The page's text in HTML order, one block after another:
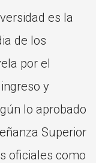
es la
de los
por el
y
lo aprobado
Superior
oficiales como